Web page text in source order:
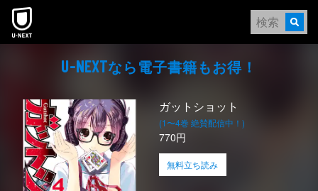
本文へスキップ
U-NEXTなら電⼦書籍もお得！
ガットショット
(1〜4巻 絶賛配信中！)
770円
無料立ち読み